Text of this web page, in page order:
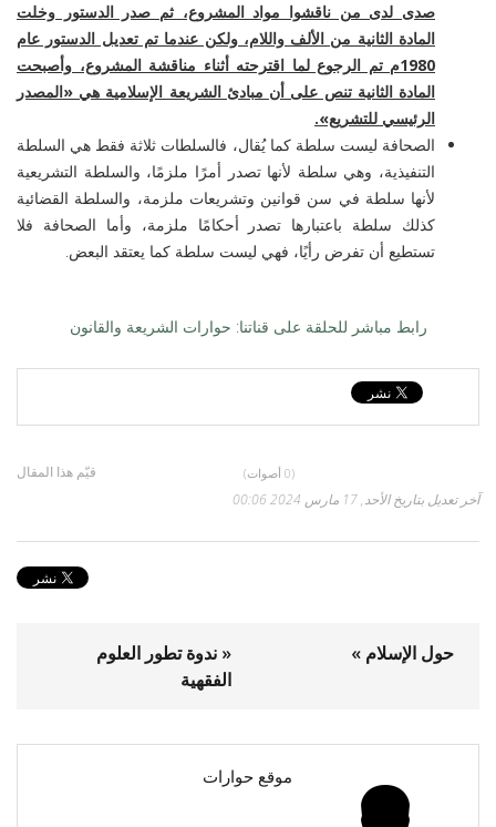
صدى لدى من ناقشوا مواد المشروع، ثم صدر الدستور وخلت
المادة الثانية من الألف واللام، ولكن عندما تم تعديل الدستور عام
1980م تم الرجوع لما اقترحته أثناء مناقشة المشروع، وأصبحت
المادة الثانية تنص على أن مبادئ الشريعة الإسلامية هي «المصدر
الرئيسي للتشريع».
الصحافة ليست سلطة كما يُقال، فالسلطات ثلاثة فقط هي السلطة
التنفيذية، وهي سلطة لأنها تصدر أمرًا ملزمًا، والسلطة التشريعية
لأنها سلطة في سن قوانين وتشريعات ملزمة، والسلطة القضائية
كذلك سلطة باعتبارها تصدر أحكامًا ملزمة، وأما الصحافة فلا
تستطيع أن تفرض رأيًا، فهي ليست سلطة كما يعتقد البعض.
رابط مباشر للحلقة على قناتنا: حوارات الشريعة والقانون
قيّم هذا المقال (0 أصوات)
آخر تعديل بتاريخ الأحد, 17 مارس 2024 00:06
« ندوة تطور العلوم
الفقهية
حول الإسلام »
موقع حوارات